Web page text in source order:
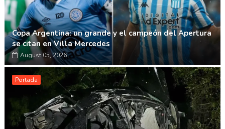
Copa Argentina: un grande y el campeón del Apertura
se citan en Villa Mercedes
August 05, 2026
Portada